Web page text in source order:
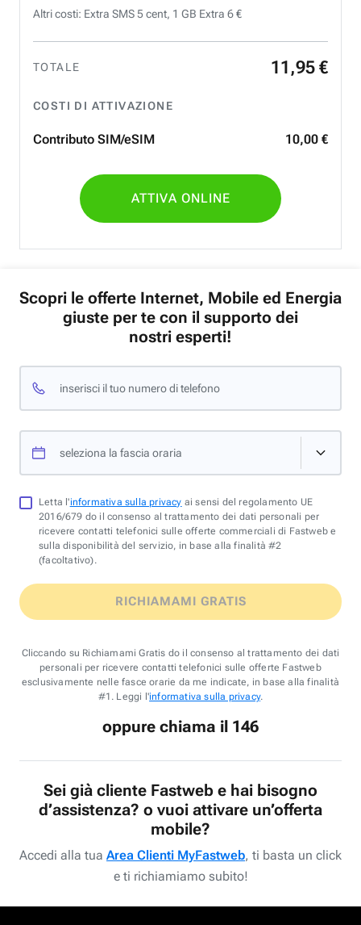
Altri costi: Extra SMS 5 cent, 1 GB Extra 6 €
TOTALE 11 ,95 €
COSTI DI ATTIVAZIONE
Contributo SIM/eSIM 10,00 €
ATTIVA ONLINE
Scopri le offerte Internet, Mobile ed Energia
giuste per te con il supporto dei
nostri esperti!
inserisci il tuo numero di telefono
seleziona la fascia oraria
Letta l'informativa sulla privacy ai sensi del regolamento UE
2016/679 do il consenso al trattamento dei dati personali per
ricevere contatti telefonici sulle offerte commerciali di Fastweb e
sulla disponibilità del servizio, in base alla finalità #2
(facoltativo).
RICHIAMAMI GRATIS
Cliccando su Richiamami Gratis do il consenso al trattamento dei dati
personali per ricevere contatti telefonici sulle offerte Fastweb
esclusivamente nelle fasce orarie da me indicate, in base alla finalità
#1. Leggi l'informativa sulla privacy.
oppure chiama il 146
Sei già cliente Fastweb e hai bisogno
d’assistenza? o vuoi attivare un’offerta
mobile?
Accedi alla tua Area Clienti MyFastweb, ti basta un click
e ti richiamiamo subito!